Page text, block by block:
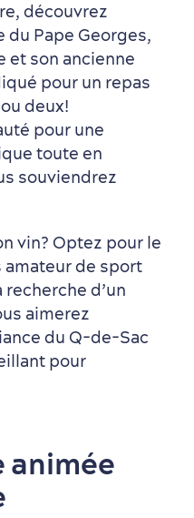
découvrez
du Pape Georges,
et son ancienne
pour un repas
deux!
pour une
toute en
souviendrez
vin? Optez pour le
amateur de sport
d’un
aimerez
du Q-de-Sac
pour
animée